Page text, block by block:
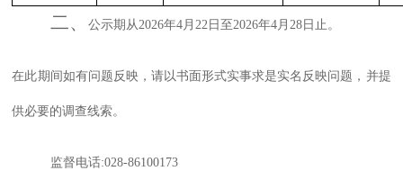
二、公示期从2026年4月22 日至2026年4月28 日止。
在此期间如有问题反映，请以书面形式实事求是实名反映问题，并提
供必要的调查线索。
监督电话:028-86100173